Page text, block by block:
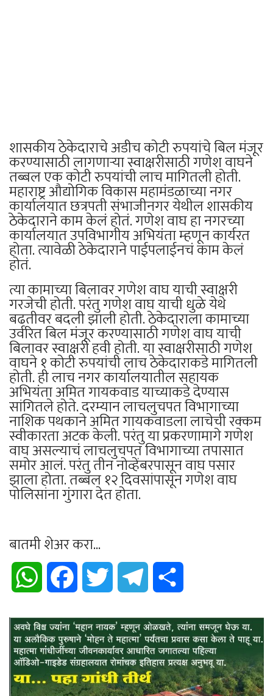
शासकीय ठेकेदाराचे अडीच कोटी रुपयांचे बिल मंजूर
करण्यासाठी लागणाऱ्या स्वाक्षरीसाठी गणेश वाघने
तब्बल एक कोटी रुपयांची लाच मागितली होती.
महाराष्ट्र औद्योगिक विकास महामंडळाच्या नगर
कार्यालयात छत्रपती संभाजीनगर येथील शासकीय
ठेकेदाराने काम केलं होतं. गणेश वाघ हा नगरच्या
कार्यालयात उपविभागीय अभियंता म्हणून कार्यरत
होता. त्यावेळी ठेकेदाराने पाईपलाईनचं काम केलं
होतं.
त्या कामाच्या बिलावर गणेश वाघ याची स्वाक्षरी
गरजेची होती. परंतु गणेश वाघ याची धुळे येथे
बढतीवर बदली झाली होती. ठेकेदाराला कामाच्या
उर्वरित बिल मंजूर करण्यासाठी गणेश वाघ याची
बिलावर स्वाक्षरी हवी होती. या स्वाक्षरीसाठी गणेश
वाघने १ कोटी रुपयांची लाच ठेकेदाराकडे मागितली
होती. ही लाच नगर कार्यालयातील सहायक
अभियंता अमित गायकवाड याच्याकडे देण्यास
सांगितले होते. दरम्यान लाचलुचपत विभागाच्या
नाशिक पथकाने अमित गायकवाडला लाचेची रक्कम
स्वीकारता अटक केली. परंतु या प्रकरणामागे गणेश
वाघ असल्याचं लाचलुचपत विभागाच्या तपासात
समोर आलं. परंतु तीन नोव्हेंबरपासून वाघ पसार
झाला होता. तब्बल १२ दिवसांपासून गणेश वाघ
पोलिसांना गुंगारा देत होता.
बातमी शेअर करा...
WhatsApp Facebook Twitter Telegram